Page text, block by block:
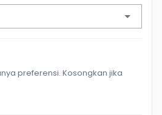
preferensi. Kosongkan jika